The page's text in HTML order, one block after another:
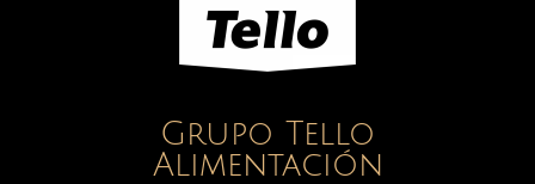
Grupo Tello
Alimentación